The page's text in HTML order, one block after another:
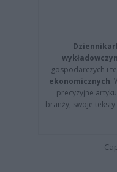
gospodarczych i
ekonomicznych.
precyzyjne
branży, swoje